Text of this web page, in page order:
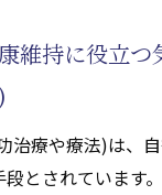
維持に役立
治療や療法)は、
とされています